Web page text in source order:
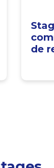
de